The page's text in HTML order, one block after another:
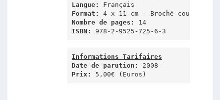
Langue:
Format:
Nombre de pages:
ISBN:
978-2-9525-725-6-3
Informations Tarifaires
Date de parution:
Prix:
5,00€ (Euros)